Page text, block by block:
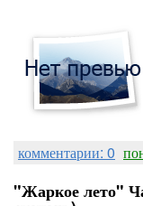
комментарии: 0
"Жаркое лето"